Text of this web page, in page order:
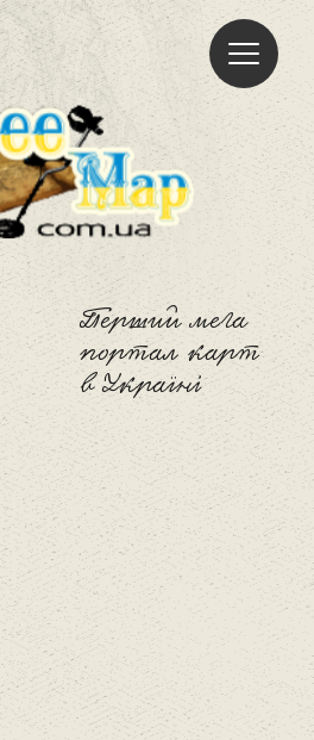
Freemap
Перший мега
портал карт
в Україні